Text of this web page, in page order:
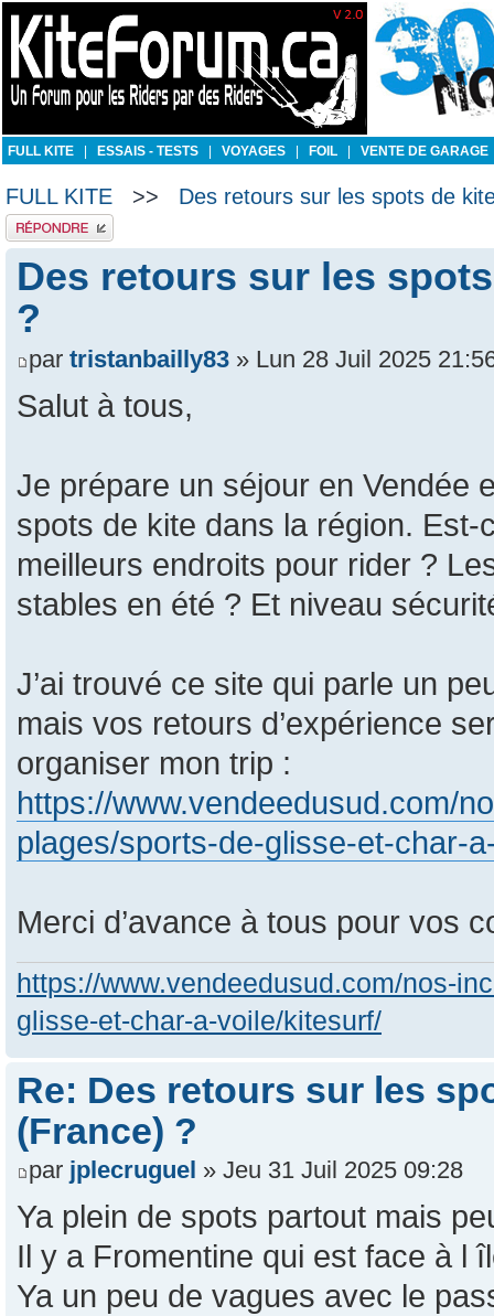
FULL KITE ESSAIS - TESTS VOYAGES FOIL VENTE DE GARAGE
FULL KITE >> Des retours sur les spots de
Publier une réponse
Des retours sur les
?
par tristanbailly83 » Lun 28 Juil 2025
Salut à tous,
Je prépare un séjour en Vendée
spots de kite dans la région.
meilleurs endroits pour rider ?
stables en été ? Et niveau
J’ai trouvé ce site qui parle un
mais vos retours d’expérience
organiser mon trip :
https://www.vendeedusud.com/
plages/sports-de-glisse-et-char-
Merci d’avance à tous pour vos
https://www.vendeedusud.com/nos-
glisse-et-char-a-voile/kitesurf/
Re: Des retours sur les
(France) ?
par jplecruguel » Jeu 31 Juil 2025 09:28
Ya plein de spots partout mais
Il y a Fromentine qui est face à l
Ya un peu de vagues avec le